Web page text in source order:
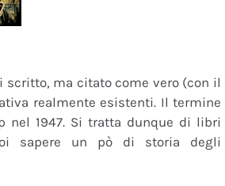
scritto, ma citato come vero (con il
realmente esistenti. Il termine
nel 1947. Si tratta dunque di libri
sapere un pò di storia degli